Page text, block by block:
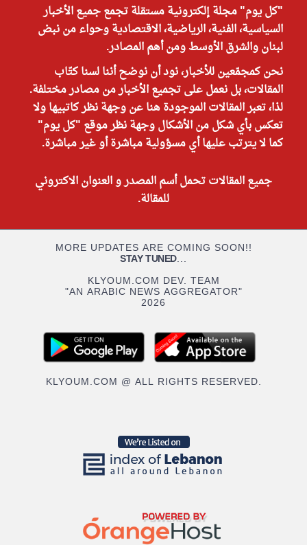
"كل يوم" مجلة إلكترونية مستقلة تجمع جميع الأخبار
السياسية، الفنية، الرياضية، الاقتصادية وحواء من نبض
لبنان والشرق الأوسط ومن أهم المصادر.
نحن كمجمّعين للأخبار، نود أن نوضح أننا لسنا كتّاب
المقالات، بل نعمل على تجميع الأخبار من مصادر مختلفة.
لذا، تعبر المقالات الموجودة هنا عن وجهة نظر كاتبيها ولا
تعكس بأي شكل من الأشكال وجهة نظر موقع "كل يوم"
كما لا يترتب عليها أي مسؤولية مباشرة أو غير مباشرة.
جميع المقالات تحمل أسم المصدر و العنوان الاكتروني
للمقالة.
MORE UPDATES ARE COMING SOON!!
STAY TUNED...
KLYOUM.COM DEV. TEAM
"AN ARABIC NEWS AGGREGATOR"
2026
KLYOUM.COM @ ALL RIGHTS RESERVED.